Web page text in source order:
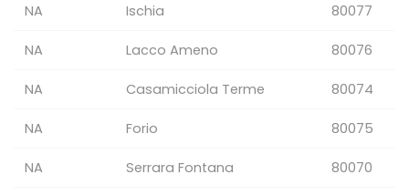
NA Ischia 80077
NA Lacco Ameno 80076
NA Casamicciola Terme 80074
NA Forio 80075
NA Serrara Fontana 80070